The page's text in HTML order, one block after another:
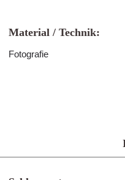
Material / Technik:
Fotografie